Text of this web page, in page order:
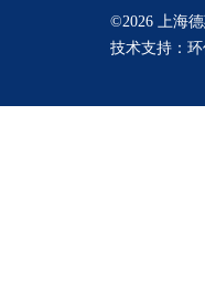
©2026 上海
技术支持：